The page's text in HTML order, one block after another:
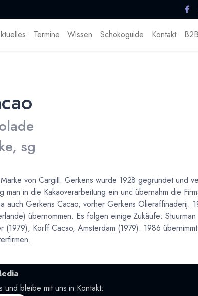
Termine Wissen Schokoguide Kontakt B2B
sg
von Cargill. Gerkens wurde 1928 gegründet und
man in die Kakaoverarbeitung ein und übernahm die
auch Gerkens Cacao, vorher Gerkens Olieraffinaderij.
übernommen. Es folgen einige Zukäufe: Stuurman
(1979), Korff Cacao, Amsterdam (1979). 1986
und bleibe mit uns in Kontakt: